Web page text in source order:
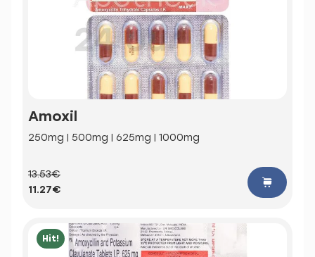
Amoxil
250mg | 500mg | 625mg | 1000mg
13.53€
11.27€
Hit!